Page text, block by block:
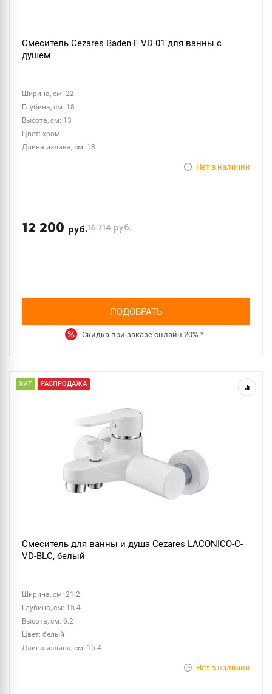
Смеситель Cezares Baden F VD 01 для ванны с
душем
Ширина, см: 22
Глубина, см: 18
Высота, см: 13
Цвет: хром
Длина излива, см: 18
Нет в наличии
12 200 руб.16 714руб.
ПОДОБРАТЬ
Скидка при заказе онлайн 20% *
ХИТ РАСПРОДАЖА
Смеситель для ванны и душа Cezares LACONICO-C-
VD-BLC, белый
Ширина, см: 21.2
Глубина, см: 15.4
Высота, см: 6.2
Цвет: белый
Длина излива, см: 15.4
Нет в наличии